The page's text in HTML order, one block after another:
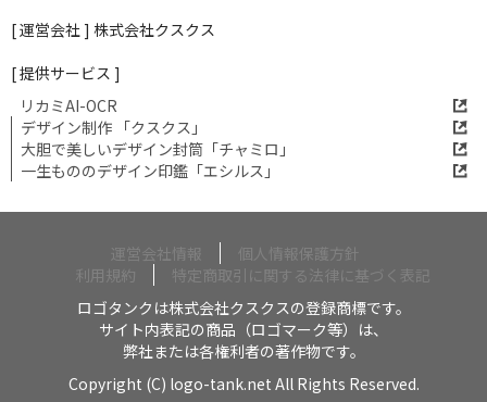
[ 運営会社 ] 株式会社クスクス
[ 提供サービス ]
リカミAI-OCR
デザイン制作 「クスクス」
大胆で美しいデザイン封筒「チャミロ」
一生もののデザイン印鑑「エシルス」
運営会社情報
個人情報保護方針
利用規約
特定商取引に関する法律に基づく表記
ロゴタンクは株式会社クスクスの登録商標です。
サイト内表記の商品（ロゴマーク等）は、
弊社または各権利者の著作物です。
Copyright (C) logo-tank.net All Rights Reserved.